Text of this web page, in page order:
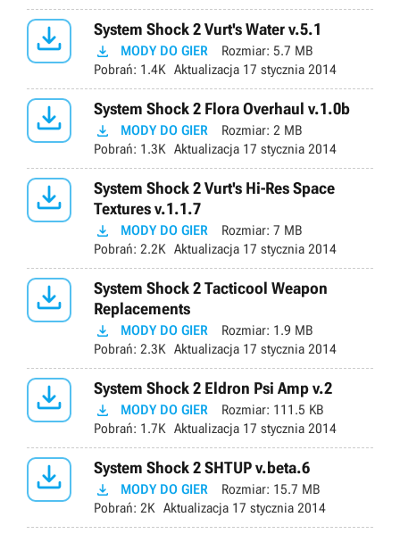
 System Shock 2 Vurt's Water v.5.1
 MODY DO GIER Rozmiar: 5.7 MB
Pobrań: 1.4K Aktualizacja 17 stycznia 2014
 System Shock 2 Flora Overhaul v.1.0b
 MODY DO GIER Rozmiar: 2 MB
Pobrań: 1.3K Aktualizacja 17 stycznia 2014

System Shock 2 Vurt's Hi-Res Space
Textures v.1.1.7
 MODY DO GIER Rozmiar: 7 MB
Pobrań: 2.2K Aktualizacja 17 stycznia 2014

System Shock 2 Tacticool Weapon
Replacements
 MODY DO GIER Rozmiar: 1.9 MB
Pobrań: 2.3K Aktualizacja 17 stycznia 2014
 System Shock 2 Eldron Psi Amp v.2
 MODY DO GIER Rozmiar: 111.5 KB
Pobrań: 1.7K Aktualizacja 17 stycznia 2014
 System Shock 2 SHTUP v.beta.6
 MODY DO GIER Rozmiar: 15.7 MB
Pobrań: 2K Aktualizacja 17 stycznia 2014